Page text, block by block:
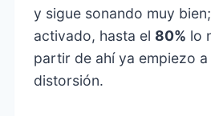
y sigue sonando muy
activado, hasta el 80% lo
partir de ahí ya empiezo
distorsión.